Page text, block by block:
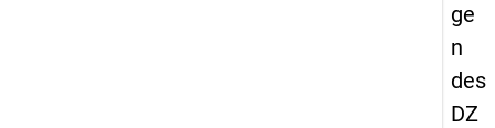
ge
n
des
DZ